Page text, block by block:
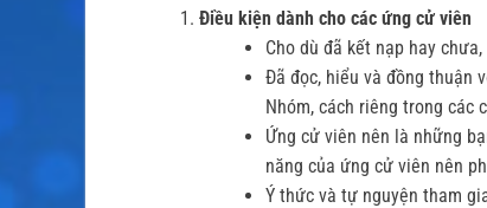
Điều kiện dành cho các ứng cử viên
Cho dù đã kết nạp hay
Đã đọc, hiểu và đồng thuận
Nhóm, cách riêng trong các
Ứng cử viên nên là những
năng của ứng cử viên nên
Ý thức và tự nguyện tham